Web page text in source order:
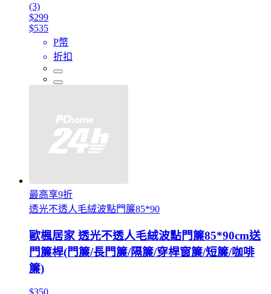
(3)
$299
$535
P幣
折扣
最高享9折
透光不透人毛絨波點門簾85*90
歐楓居家 透光不透人毛絨波點門簾85*90cm送
門簾桿(門簾/長門簾/隔簾/穿桿窗簾/短簾/咖啡
簾)
$350